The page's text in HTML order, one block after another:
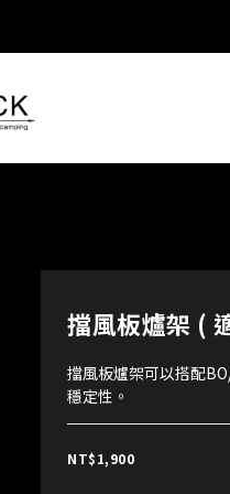
擋風板爐架 (
擋風板爐架可以搭配
穩定性。
NT$1,900